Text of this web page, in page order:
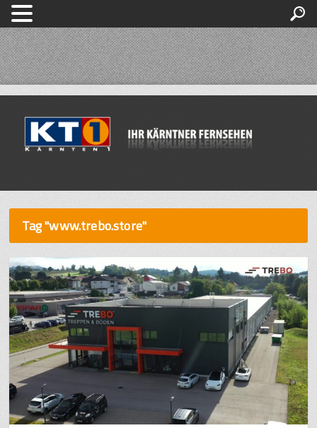
Tag "www.trebo.store"